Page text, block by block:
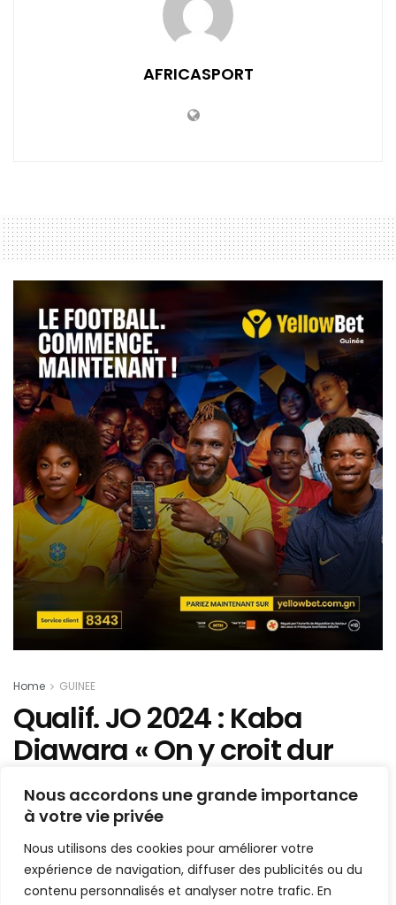
Nous accordons une grande importance
à votre vie privée
Nous utilisons des cookies pour améliorer votre
expérience de navigation, diffuser des publicités ou du
contenu personnalisés et analyser notre trafic. En
AFRICASPORT
Home GUINEE
Qualif. JO 2024 : Kaba
Diawara « On y croit dur
comme fer »
Mis en ligne parAFRICASPORT
30 avril 2024 Temps de lecture:2 minutes